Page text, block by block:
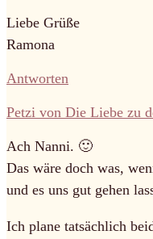
Liebe Grüße
Ramona
Antworten
Petzi von Die Liebe zu
Ach Nanni. 🙂
Das wäre doch was,
und es uns gut gehen
Ich plane tatsächlich